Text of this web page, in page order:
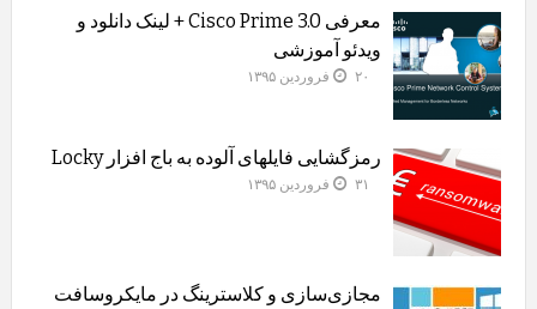
معرفی Cisco Prime 3.0 + لینک دانلود و
ویدئو آموزشی
۲۰ فروردین ۱۳۹۵
رمزگشایی فایلهای آلوده به باج افزار Locky
۳۱ فروردین ۱۳۹۵
مجازی‌سازی و کلاسترینگ‌ در مایکروسافت